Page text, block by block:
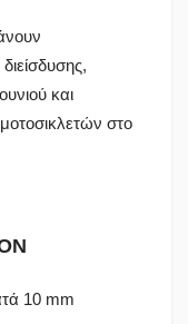
και
στο
10 mm